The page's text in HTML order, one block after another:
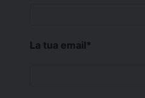
La tua email*